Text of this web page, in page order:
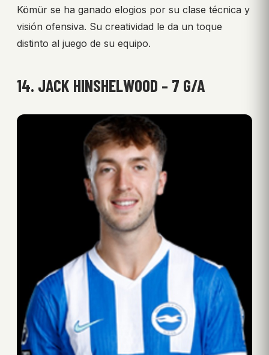
Kömür se ha ganado elogios por su clase técnica y
visión ofensiva. Su creatividad le da un toque
distinto al juego de su equipo.
14. JACK HINSHELWOOD – 7 G/A